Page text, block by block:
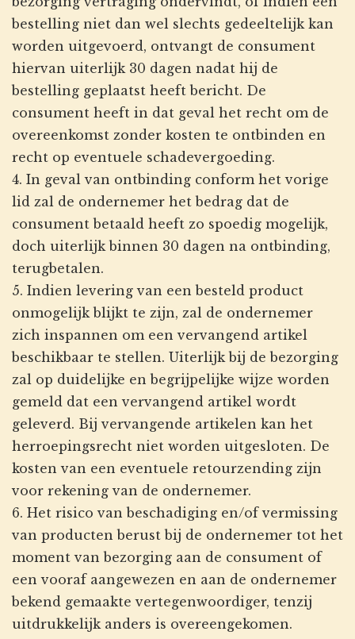
bestelling niet dan wel slechts gedeeltelijk kan
worden uitgevoerd, ontvangt de consument
hiervan uiterlijk 30 dagen nadat hij de
bestelling geplaatst heeft bericht. De
consument heeft in dat geval het recht om de
overeenkomst zonder kosten te ontbinden en
recht op eventuele schadevergoeding.
4. In geval van ontbinding conform het vorige
lid zal de ondernemer het bedrag dat de
consument betaald heeft zo spoedig mogelijk,
doch uiterlijk binnen 30 dagen na ontbinding,
terugbetalen.
5. Indien levering van een besteld product
onmogelijk blijkt te zijn, zal de ondernemer
zich inspannen om een vervangend artikel
beschikbaar te stellen. Uiterlijk bij de bezorging
zal op duidelijke en begrijpelijke wijze worden
gemeld dat een vervangend artikel wordt
geleverd. Bij vervangende artikelen kan het
herroepingsrecht niet worden uitgesloten. De
kosten van een eventuele retourzending zijn
voor rekening van de ondernemer.
6. Het risico van beschadiging en/of vermissing
van producten berust bij de ondernemer tot het
moment van bezorging aan de consument of
een vooraf aangewezen en aan de ondernemer
bekend gemaakte vertegenwoordiger, tenzij
uitdrukkelijk anders is overeengekomen.